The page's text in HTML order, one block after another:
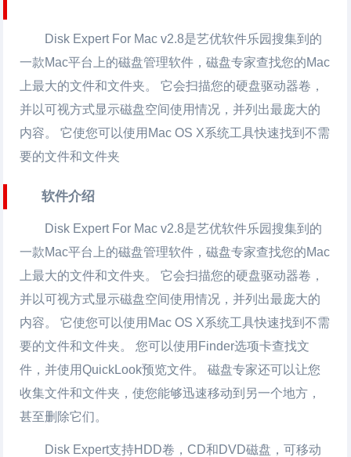
Disk Expert For Mac v2.8是艺优软件乐园搜集到的
一款Mac平台上的磁盘管理软件，磁盘专家查找您的Mac
上最大的文件和文件夹。 它会扫描您的硬盘驱动器卷，
并以可视方式显示磁盘空间使用情况，并列出最庞大的
内容。 它使您可以使用Mac OS X系统工具快速找到不需
要的文件和文件夹
软件介绍
Disk Expert For Mac v2.8是艺优软件乐园搜集到的
一款Mac平台上的磁盘管理软件，磁盘专家查找您的Mac
上最大的文件和文件夹。 它会扫描您的硬盘驱动器卷，
并以可视方式显示磁盘空间使用情况，并列出最庞大的
内容。 它使您可以使用Mac OS X系统工具快速找到不需
要的文件和文件夹。 您可以使用Finder选项卡查找文
件，并使用QuickLook预览文件。 磁盘专家还可以让您
收集文件和文件夹，使您能够迅速移动到另一个地方，
甚至删除它们。
Disk Expert支持HDD卷，CD和DVD磁盘，可移动